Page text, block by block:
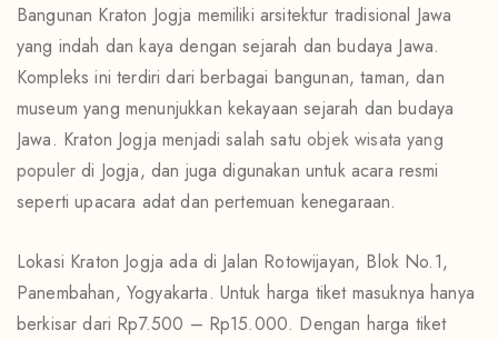
Bangunan Kraton Jogja memiliki arsitektur tradisional Jawa
yang indah dan kaya dengan sejarah dan budaya Jawa.
Kompleks ini terdiri dari berbagai bangunan, taman, dan
museum yang menunjukkan kekayaan sejarah dan budaya
Jawa. Kraton Jogja menjadi salah satuobjek wisata yang
populer di Jogja, dan juga digunakan untuk acara resmi
seperti upacara adat dan pertemuan kenegaraan.
Lokasi Kraton Jogja ada di Jalan Rotowijayan, Blok No.1,
Panembahan, Yogyakarta. Untuk harga tiket masuknya hanya
berkisar dari Rp7.500 – Rp15.000. Dengan harga tiket